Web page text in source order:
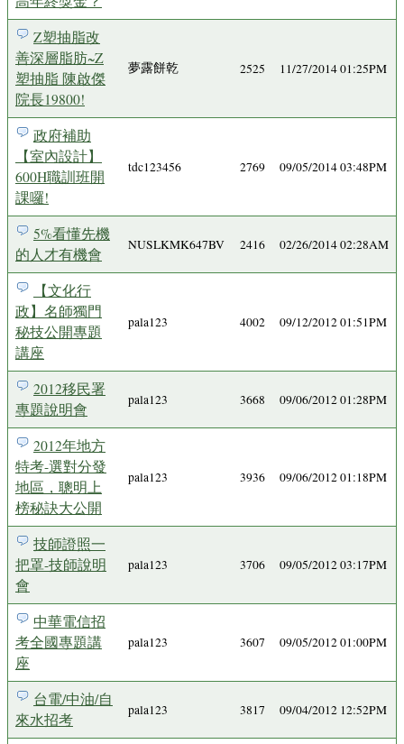
Z塑抽脂改
善深層脂肪~Z
塑抽脂 陳啟傑
院長19800!
夢露餅乾 2525 11/27/2014 01:25PM
政府補助
【室內設計】
600H職訓班開
課囉!
tdc123456 2769 09/05/2014 03:48PM
5%看懂先機
的人才有機會
NUSLKMK647BV 2416 02/26/2014 02:28AM
【文化行
政】名師獨門
秘技公開專題
講座
pala123 4002 09/12/2012 01:51PM
2012移民署
專題說明會
pala123 3668 09/06/2012 01:28PM
2012年地方
特考-選對分發
地區，聰明上
榜秘訣大公開
pala123 3936 09/06/2012 01:18PM
技師證照一
把罩-技師說明
會
pala123 3706 09/05/2012 03:17PM
中華電信招
考全國專題講
座
pala123 3607 09/05/2012 01:00PM
台電/中油/自
來水招考
pala123 3817 09/04/2012 12:52PM